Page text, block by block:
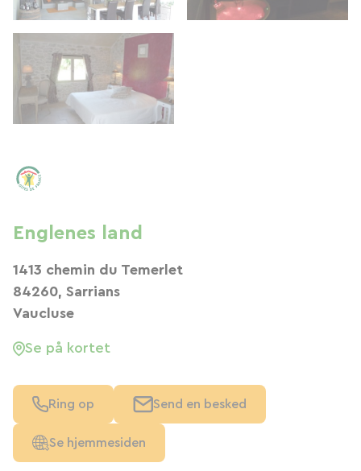
Englenes land
1413 chemin du Temerlet
84260, Sarrians
Vaucluse
Se på kortet
Ring op Send en besked
Se hjemmesiden